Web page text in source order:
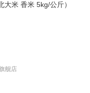
米 香米 5kg/公斤）
舰店